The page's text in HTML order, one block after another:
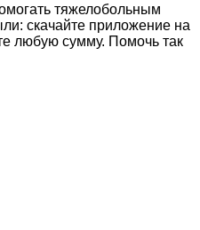
тяжелобольным
скачайте приложение на
любую сумму. Помочь так